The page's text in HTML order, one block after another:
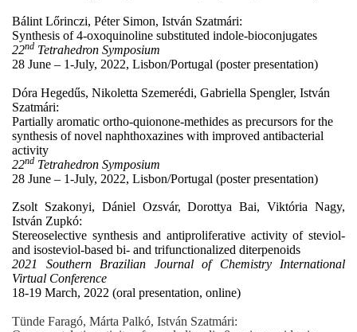
Bálint Lőrinczi, Péter Simon, István Szatmári:
Synthesis of 4-oxoquinoline substituted indole-bioconjugates
22nd Tetrahedron Symposium
28 June – 1-July, 2022, Lisbon/Portugal (poster presentation)
Dóra Hegedűs, Nikoletta Szemerédi, Gabriella Spengler, István
Szatmári:
Partially aromatic ortho-quionone-methides as precursors for the
synthesis of novel naphthoxazines with improved antibacterial
activity
22nd Tetrahedron Symposium
28 June – 1-July, 2022, Lisbon/Portugal (poster presentation)
Zsolt Szakonyi, Dániel Ozsvár, Dorottya Bai, Viktória Nagy,
István Zupkó:
Stereoselective synthesis and antiproliferative activity of steviol-
and isosteviol-based bi- and trifunctionalized diterpenoids
2021 Southern Brazilian Journal of Chemistry International
Virtual Conference
18-19 March, 2022 (oral presentation, online)
Tünde Faragó, Márta Palkó, István Szatmári: